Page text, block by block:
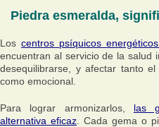
Piedra esmeralda,
Los centros psíquicos
encuentran al servicio de la salud
desequilibrarse, y afectar tanto
como emocional.
Para lograr armonizarlos, las
alternativa eficaz . Cada gema o